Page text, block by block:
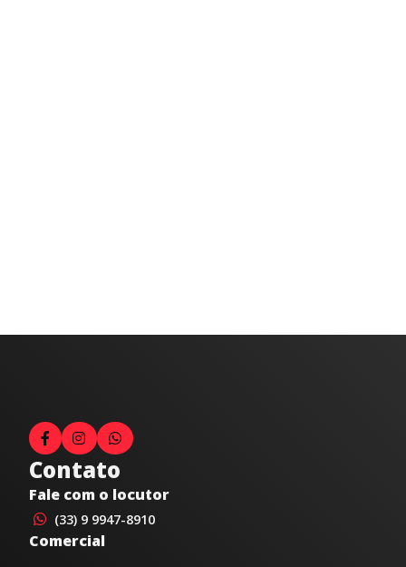
Contato
Fale com o locutor
(33) 9 9947-8910
Comercial